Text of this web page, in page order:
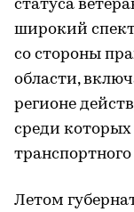
статуса
широкий
со стороны
области,
регионе
среди
транспортного
Летом